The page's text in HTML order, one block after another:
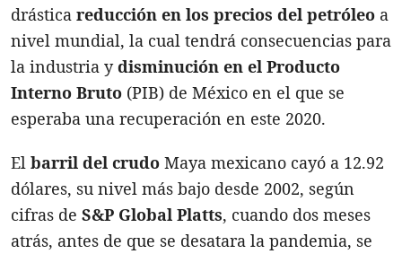
drástica reducción en los precios del petróleo a
nivel mundial, la cual tendrá consecuencias para
la industria ydisminución en el Producto
Interno Bruto (PIB) de México en el que se
esperaba una recuperación en este 2020.
El barril del crudo Maya mexicano cayó a 12.92
dólares, su nivel más bajo desde 2002, según
cifras de S&P Global Platts, cuando dos meses
atrás, antes de que se desatara la pandemia, se